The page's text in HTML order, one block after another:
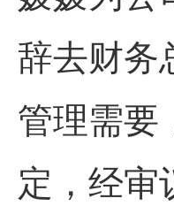
辞去财务
管理需要
定，经审